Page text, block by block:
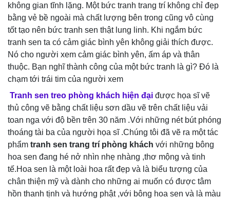
không gian tĩnh lặng. Một bức tranh trang trí không chỉ đẹp
bằng vẻ bề ngoài mà chất lượng bên trong cũng vô cùng
tốt tạo nên bức tranh sen thật lung linh. Khi ngắm bức
tranh sen ta có cảm giác bình yên không giải thích được.
Nó cho người xem cảm giác bình yên, ấm áp và thân
thuộc. Bạn nghĩ thành công của một bức tranh là gì? Đó là
chạm tới trái tim của người xem
Tranh sen treo phòng khách hiện đại được họa sĩ vẽ
thủ công vẽ bằng chất liệu sơn dầu vẽ trên chất liệu vải
toan nga với độ bền trên 30 năm .Với những nét bút phóng
thoáng tài ba của người họa sĩ .Chúng tôi đã vẽ ra một tác
phẩm tranh sen trang trí phòng khách với những bông
hoa sen đang hé nở nhìn nhẹ nhàng ,thơ mộng và tinh
tế.Hoa sen là một loài hoa rất đẹp và là biểu tượng của
chân thiện mỹ và dành cho những ai muốn có được tâm
hồn thanh tịnh và hướng phật ,với bông hoa sen và là màu